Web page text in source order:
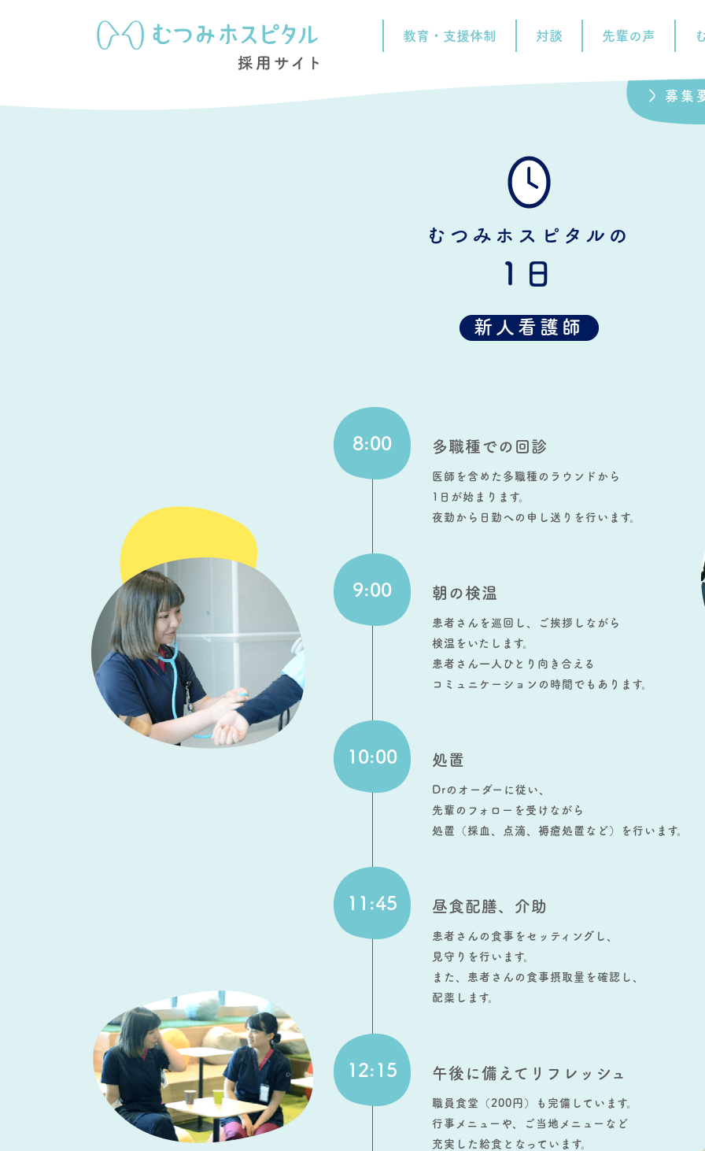
教育・支援体制 対談 先輩の声
募集
むつみホスピタルの
1日
新人看護師
8:00 多職種での回診
医師を含めた多職種のラウンドから
1日が始まります。
夜勤から日勤への申し送りを行います。
9:00 朝の検温
患者さんを巡回し、ご挨拶しながら
検温をいたします。
患者さん一人ひとり向き合える
コミュニケーションの時間でもあります。
10:00 処置
Drのオーダーに従い、
先輩のフォローを受けながら
処置（採血、点滴、褥瘡処置など）を行います。
11:45 昼食配膳、介助
患者さんの食事をセッティングし、
見守りを行います。
また、患者さんの食事摂取量を確認し、
配薬します。
12:15 午後に備えてリフレッシュ
職員食堂（200円）も完備しています。
行事メニューや、ご当地メニューなど
充実した給食となっています。